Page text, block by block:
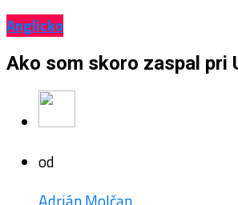
Anglicko
Ako som skoro zaspal pri
od